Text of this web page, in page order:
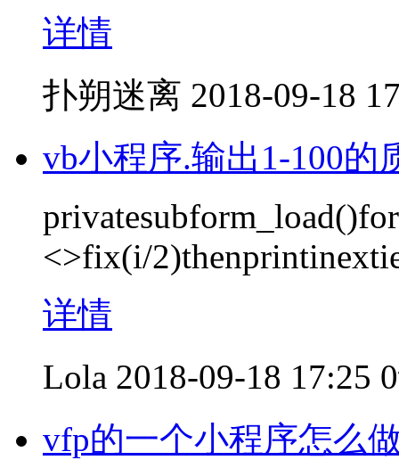
详情
扑朔迷离 2018-09-18
vb小程序.输出1-100的
<>fix(i/
详情
Lola 2018-09-18 17:25
vfp的一个小程序怎么